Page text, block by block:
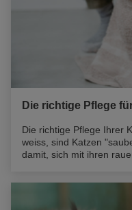
Die richtige Pflege
Die richtige Pflege Ihrer
weiss, sind Katzen
damit, sich mit ihren
Wohlbefindens achten.
spezielle Pflege